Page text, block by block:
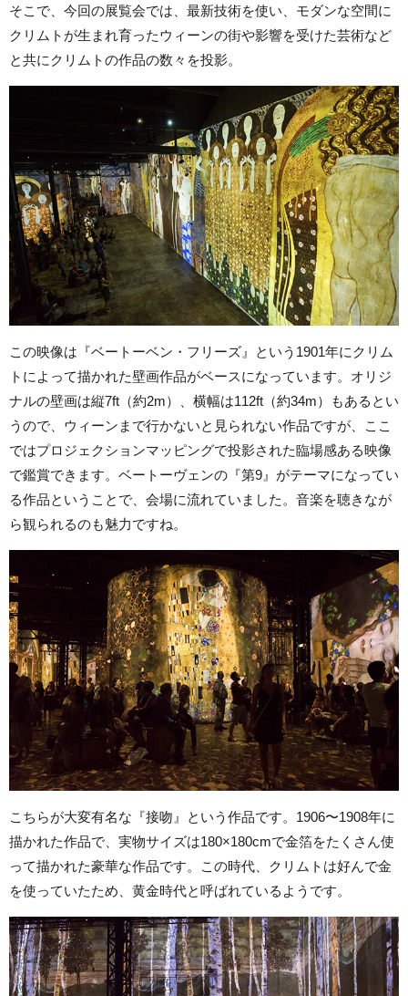
そこで、今回の展覧会では、最新技術を使い、モダンな空間に
クリムトが生まれ育ったウィーンの街や影響を受けた芸術など
と共にクリムトの作品の数々を投影。
この映像は『ベートーベン・フリーズ』という1901年にクリム
トによって描かれた壁画作品がベースになっています。オリジ
ナルの壁画は縦7ft（約2m）、横幅は112ft（約34m）もあるとい
うので、ウィーンまで行かないと見られない作品ですが、ここ
ではプロジェクションマッピングで投影された臨場感ある映像
で鑑賞できます。ベートーヴェンの『第9』がテーマになってい
る作品ということで、会場に流れていました。音楽を聴きなが
ら観られるのも魅力ですね。
こちらが大変有名な『接吻』という作品です。1906〜1908年に
描かれた作品で、実物サイズは180×180cmで金箔をたくさん使
って描かれた豪華な作品です。この時代、クリムトは好んで金
を使っていたため、黄金時代と呼ばれているようです。